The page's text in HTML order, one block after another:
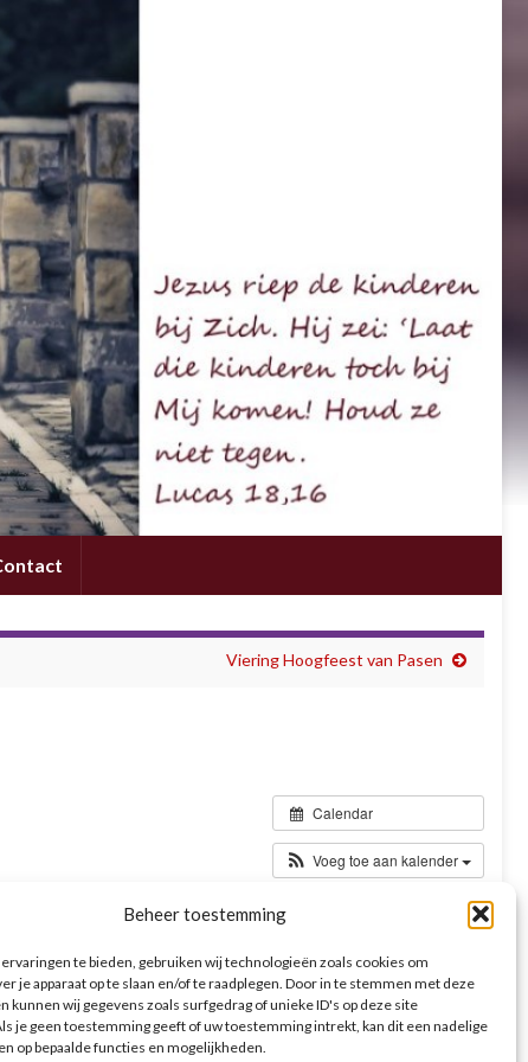
Beheer toestemming
te bieden, gebruiken wij technologieën zoals cookies om
je apparaat op te slaan en/of te raadplegen. Door in te stemmen met deze
kunnen wij gegevens zoals surfgedrag of unieke ID's op deze site
je geen toestemming geeft of uw toestemming intrekt, kan dit een nadelige
op bepaalde functies en mogelijkheden.
Viering Hoogfeest van Pasen
Calendar
Voeg toe aan kalender
met volwassenen en kinderen samen in de kerk om zijn
(30 minuten) worden communicanten en